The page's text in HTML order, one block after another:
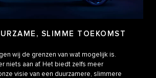
SLIMME TOEKOMST
wij de grenzen van wat mogelijk is.
niets aan af. Het biedt zelfs meer
visie van een duurzamere, slimmere